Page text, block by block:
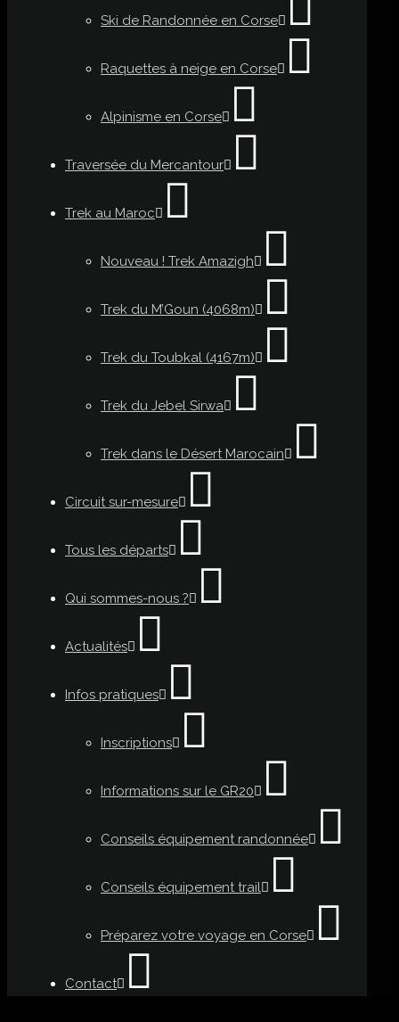
Ski de Randonnée en Corse
Raquettes à neige en Corse
Alpinisme en Corse
Traversée du Mercantour
Trek au Maroc
Nouveau ! Trek Amazigh
Trek du M’Goun (4068m)
Trek du Toubkal (4167m)
Trek du Jebel Sirwa
Trek dans le Désert Marocain
Circuit sur-mesure
Tous les départs
Qui sommes-nous ?
Actualités
Infos pratiques
Inscriptions
Informations sur le GR20
Conseils équipement randonnée
Conseils équipement trail
Préparez votre voyage en Corse
Contact